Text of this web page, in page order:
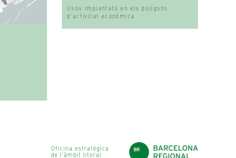
Usos implantats en els polígons
d’activitat econòmica
Oficina estratègica
de l'àmbit litoral